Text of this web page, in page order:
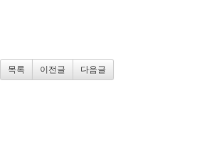
목록 이전글 다음글